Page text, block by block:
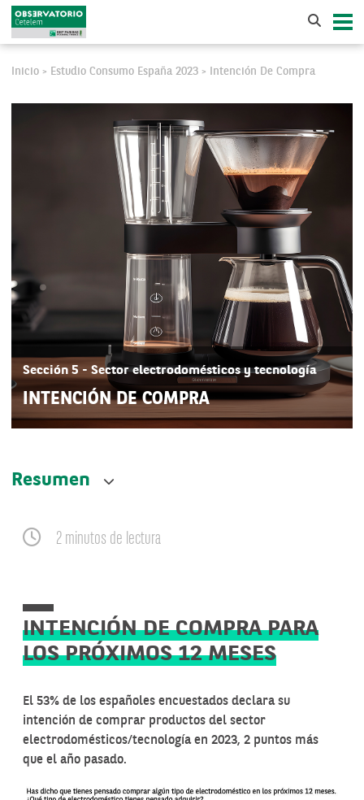
Inicio > Estudio Consumo España 2023 > Intención De Compra
Sección 5 - Sector electrodomésticos y tecnología
INTENCIÓN DE COMPRA
2 minutos de lectura
INTENCIÓN DE COMPRA PARA
LOS PRÓXIMOS 12 MESES
El 53% de los españoles encuestados declara su
intención de comprar productos del sector
electrodomésticos/tecnología en 2023, 2 puntos más
que el año pasado.
Resumen